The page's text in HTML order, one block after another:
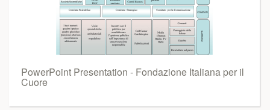
PowerPoint Presentation - Fondazione Italiana per il
Cuore